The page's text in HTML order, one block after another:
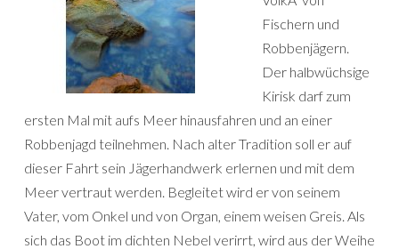
Fischern und
Robbenjägern.
Der halbwüchsige
Kirisk darf zum
ersten Mal mit aufs Meer hinausfahren und an einer
Robbenjagd teilnehmen. Nach alter Tradition soll er auf
dieser Fahrt sein Jägerhandwerk erlernen und mit dem
Meer vertraut werden. Begleitet wird er von seinem
Vater, vom Onkel und von Organ, einem weisen Greis. Als
sich das Boot im dichten Nebel verirrt, wird aus der Weihe